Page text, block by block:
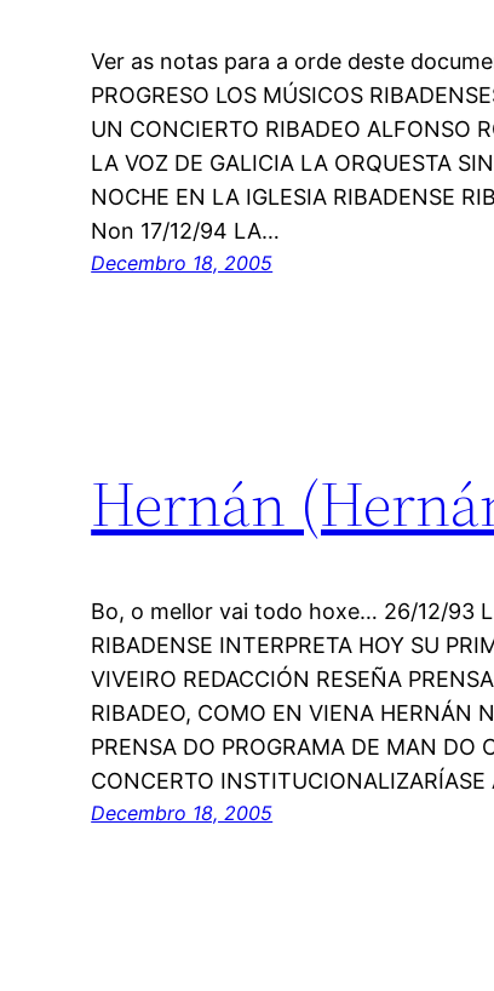
Ver as notas para a orde deste
PROGRESO LOS MÚSICOS
UN CONCIERTO RIBADEO ALFONSO
LA VOZ DE GALICIA LA ORQUESTA
NOCHE EN LA IGLESIA RIBADENSE
Non 17/12/94 LA…
Decembro 18, 2005
Hernán
Bo, o mellor vai todo hoxe… 26/12/93
RIBADENSE INTERPRETA HOY SU
VIVEIRO REDACCIÓN RESEÑA
RIBADEO, COMO EN VIENA HERNÁN
PRENSA DO PROGRAMA DE MAN DO
CONCERTO
Decembro 18, 2005